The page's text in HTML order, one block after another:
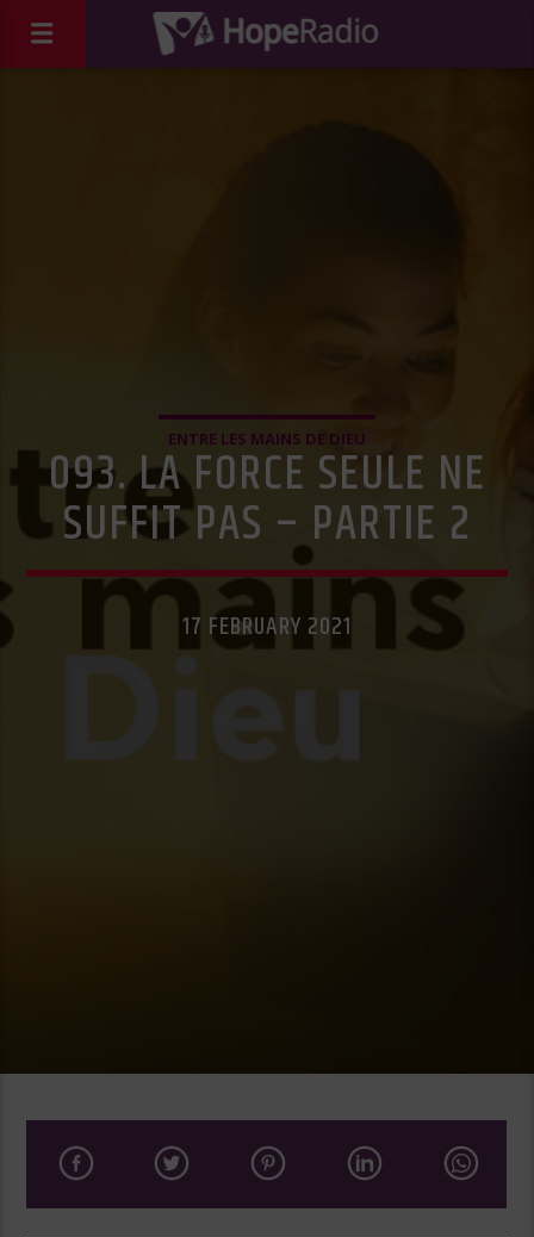
ENTRE LES MAINS DE DIEU
093. LA FORCE SEULE NE
SUFFIT PAS – PARTIE 2
17 FEBRUARY 2021